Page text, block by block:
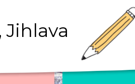
Jihlava